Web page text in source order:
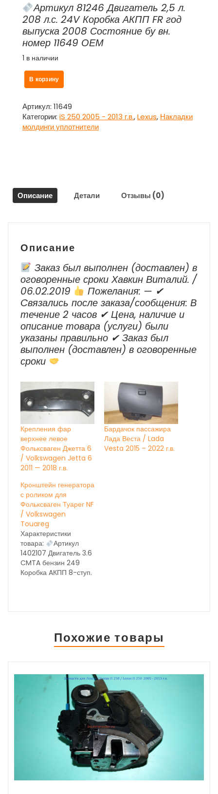
Артикул 81246 Двигатель 2,5 л.
208 л.с. 24V Коробка АКПП FR год
выпуска 2008 Состояние бу вн.
номер 11649 ОЕМ
1 в наличии
Количество
товара
резиновый
проема
двери
250
В корзину
Артикул: 11649
Категории: iS 250 2005 - 2013 г.в.,Lexus, Накладки
молдинги уплотнители
Описание Детали Отзывы (0)
Описание
Заказ был выполнен (доставлен) в
оговоренные сроки Хавкин Виталий. /
06.02.2019
Пожелания: — ✔
Cвязались после заказа/сообщения: В
течение 2 часов ✔ Цена, наличие и
описание товара (услуги) были
указаны правильно ✔ Заказ был
выполнен (доставлен) в оговоренные
сроки
Крепления фар
верхнее левое
Фольксваген Джетта 6
/ Volkswagen Jetta 6
2011 — 2018 г.в.
Бардачок пассажира
Лада Веста / Lada
Vesta 2015 – 2022 г.в.
Кронштейн генератора
с роликом для
Фольксваген Туарег NF
/ Volkswagen
Touareg
Характеристики
товара:
Артикул
1402107 Двигатель 3.6
CMTA бензин 249
Коробка AКПП 8-ступ.
КОРРЕКТИРОВКА
ЦЕН, УТОЧНЯЙТЕ ПО
Похожие товары